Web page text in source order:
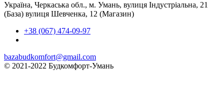
Україна, Черкаська обл., м. Умань, вулиця Індустріальна, 21
(База) вулиця Шевченка, 12 (Магазин)
+38 (067) 474-09-97
bazabudkomfort@gmail.com
© 2021-2022 Будкомфорт-Умань